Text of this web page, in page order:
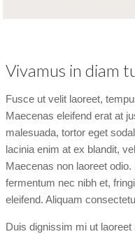
Vivamus in diam
Fusce ut velit laoreet,
Maecenas eleifend erat at
malesuada, tortor eget
lacinia enim at ex blandit,
Maecenas non laoreet
fermentum nec nibh et,
eleifend. Aliquam
Duis dignissim mi ut